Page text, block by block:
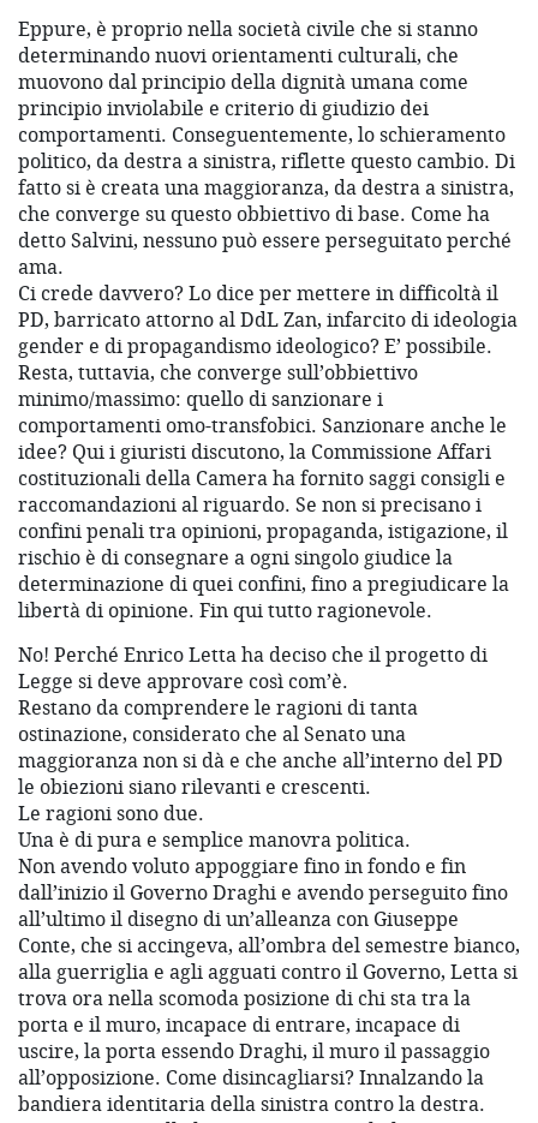
Eppure, è proprio nella società civile che si stanno
determinando nuovi orientamenti culturali, che
muovono dal principio della dignità umana come
principio inviolabile e criterio di giudizio dei
comportamenti. Conseguentemente, lo schieramento
politico, da destra a sinistra, riflette questo cambio. Di
fatto si è creata una maggioranza, da destra a sinistra,
che converge su questo obbiettivo di base. Come ha
detto Salvini, nessuno può essere perseguitato perché
ama.
Ci crede davvero? Lo dice per mettere in difficoltà il
PD, barricato attorno al DdL Zan, infarcito di ideologia
gender e di propagandismo ideologico? E’ possibile.
Resta, tuttavia, che converge sull’obbiettivo
minimo/massimo: quello di sanzionare i
comportamenti omo-transfobici. Sanzionare anche le
idee? Qui i giuristi discutono, la Commissione Affari
costituzionali della Camera ha fornito saggi consigli e
raccomandazioni al riguardo. Se non si precisano i
confini penali tra opinioni, propaganda, istigazione, il
rischio è di consegnare a ogni singolo giudice la
determinazione di quei confini, fino a pregiudicare la
libertà di opinione. Fin qui tutto ragionevole.
No! Perché Enrico Letta ha deciso che il progetto di
Legge si deve approvare così com’è.
Restano da comprendere le ragioni di tanta
ostinazione, considerato che al Senato una
maggioranza non si dà e che anche all’interno del PD
le obiezioni siano rilevanti e crescenti.
Le ragioni sono due.
Una è di pura e semplice manovra politica.
Non avendo voluto appoggiare fino in fondo e fin
dall’inizio il Governo Draghi e avendo perseguito fino
all’ultimo il disegno di un’alleanza con Giuseppe
Conte, che si accingeva, all’ombra del semestre bianco,
alla guerriglia e agli agguati contro il Governo, Letta si
trova ora nella scomoda posizione di chi sta tra la
porta e il muro, incapace di entrare, incapace di
uscire, la porta essendo Draghi, il muro il passaggio
all’opposizione. Come disincagliarsi? Innalzando la
bandiera identitaria della sinistra contro la destra.